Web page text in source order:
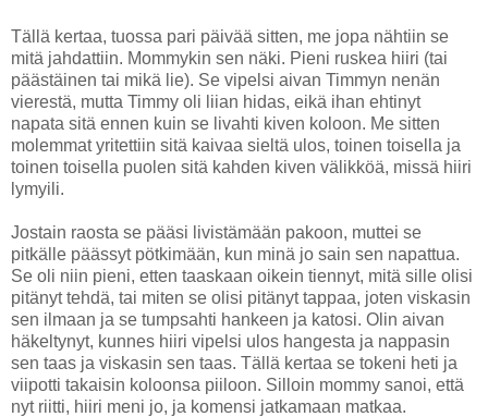
Tällä kertaa, tuossa pari päivää sitten, me jopa nähtiin se
mitä jahdattiin. Mommykin sen näki. Pieni ruskea hiiri (tai
päästäinen tai mikä lie). Se vipelsi aivan Timmyn nenän
vierestä, mutta Timmy oli liian hidas, eikä ihan ehtinyt
napata sitä ennen kuin se livahti kiven koloon. Me sitten
molemmat yritettiin sitä kaivaa sieltä ulos, toinen toisella ja
toinen toisella puolen sitä kahden kiven välikköä, missä hiiri
lymyili.
Jostain raosta se pääsi livistämään pakoon, muttei se
pitkälle päässyt pötkimään, kun minä jo sain sen napattua.
Se oli niin pieni, etten taaskaan oikein tiennyt, mitä sille olisi
pitänyt tehdä, tai miten se olisi pitänyt tappaa, joten viskasin
sen ilmaan ja se tumpsahti hankeen ja katosi. Olin aivan
häkeltynyt, kunnes hiiri vipelsi ulos hangesta ja nappasin
sen taas ja viskasin sen taas. Tällä kertaa se tokeni heti ja
viipotti takaisin koloonsa piiloon. Silloin mommy sanoi, että
nyt riitti, hiiri meni jo, ja komensi jatkamaan matkaa.